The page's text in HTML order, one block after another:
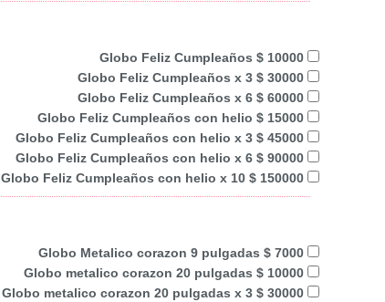
Globo Feliz Cumpleaños $ 10000
Globo Feliz Cumpleaños x 3 $ 30000
Globo Feliz Cumpleaños x 6 $ 60000
Globo Feliz Cumpleaños con helio $ 15000
Globo Feliz Cumpleaños con helio x 3 $ 45000
Globo Feliz Cumpleaños con helio x 6 $ 90000
Globo Feliz Cumpleaños con helio x 10 $ 150000
Globo Metalico corazon 9 pulgadas $ 7000
Globo metalico corazon 20 pulgadas $ 10000
Globo metalico corazon 20 pulgadas x 3 $ 30000